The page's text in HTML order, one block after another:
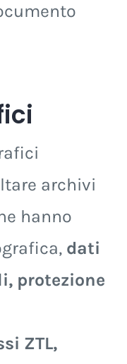
archivi
hanno
dati
protezione
ZTL,